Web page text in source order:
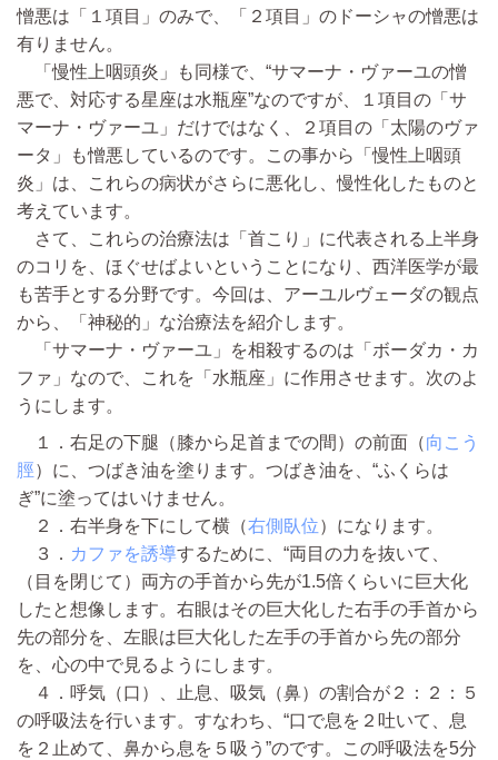
憎悪は「１項目」のみで、「２項目」のドーシャの憎悪は
有りません。
「慢性上咽頭炎」も同様で、“サマーナ・ヴァーユの憎
悪で、対応する星座は水瓶座”なのですが、１項目の「サ
マーナ・ヴァーユ」だけではなく、２項目の「太陽のヴァ
ータ」も憎悪しているのです。この事から「慢性上咽頭
炎」は、これらの病状がさらに悪化し、慢性化したものと
考えています。
さて、これらの治療法は「首こり」に代表される上半身
のコリを、ほぐせばよいということになり、西洋医学が最
も苦手とする分野です。今回は、アーユルヴェーダの観点
から、「神秘的」な治療法を紹介します。
「サマーナ・ヴァーユ」を相殺するのは「ボーダカ・カ
ファ」なので、これを「水瓶座」に作用させます。次のよ
うにします。
１．右足の下腿（膝から足首までの間）の前面（向こう
脛）に、つばき油を塗ります。つばき油を、“ふくらは
ぎ”に塗ってはいけません。
２．右半身を下にして横（右側臥位）になります。
３． カファを誘導するために、“両目の力を抜いて、
（目を閉じて）両方の手首から先が1.5倍くらいに巨大化
したと想像します。右眼はその巨大化した右手の手首から
先の部分を、左眼は巨大化した左手の手首から先の部分
を、心の中で見るようにします。
４．呼気（口）、止息、吸気（鼻）の割合が２：２：５
の呼吸法を行います。すなわち、“口で息を２吐いて、息
を２止めて、鼻から息を５吸う”のです。この呼吸法を5分